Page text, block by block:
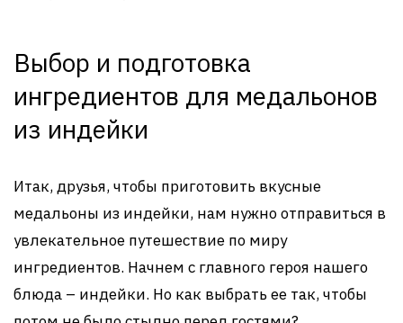
Выбор и подготовка
ингредиентов для медальонов
из индейки
Итак, друзья, чтобы приготовить вкусные
медальоны из индейки, нам нужно отправиться в
увлекательное путешествие по миру
ингредиентов. Начнем с главного героя нашего
блюда – индейки. Но как выбрать ее так, чтобы